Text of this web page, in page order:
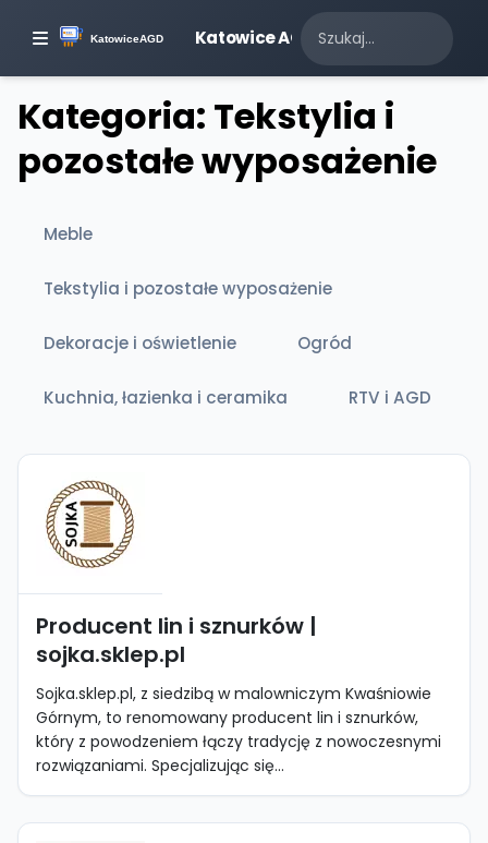
Katowice AGD
Kategoria: Tekstylia i
pozostałe wyposażenie
Meble
Tekstylia i pozostałe wyposażenie
Dekoracje i oświetlenie Ogród
Kuchnia, łazienka i ceramika RTV i AGD
Producent lin i sznurków |
sojka.sklep.pl
Sojka.sklep.pl, z siedzibą w malowniczym Kwaśniowie
Górnym, to renomowany producent lin i sznurków,
który z powodzeniem łączy tradycję z nowoczesnymi
rozwiązaniami. Specjalizując się...